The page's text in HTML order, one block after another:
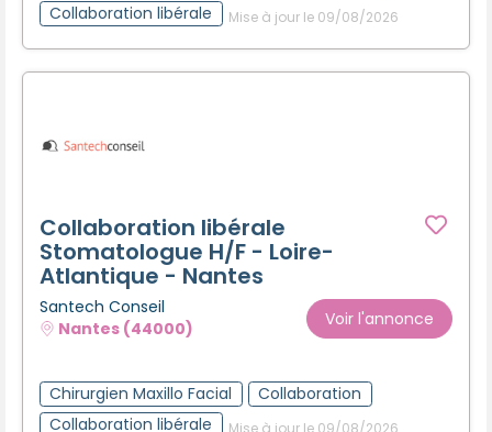
Collaboration libérale
Mise à jour le 09/08/2026
Collaboration libérale
Stomatologue H/F - Loire-
Atlantique - Nantes
Santech Conseil
Nantes (44000)
Voir l'annonce
Chirurgien Maxillo Facial
Collaboration
Collaboration libérale
Mise à jour le 09/08/2026